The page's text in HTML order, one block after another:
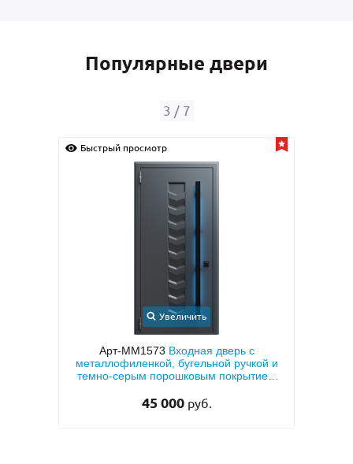
Популярные двери
3 / 7
Быстрый просмотр
Увеличить
Арт-ММ1573 Входная дверь с
металлофиленкой, бугельной ручкой и
темно-серым порошковым покрытием
45 000 руб.